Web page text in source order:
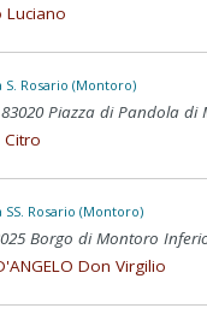
Luciano
S. Rosario (Montoro)
Piazza di Pandola di
Rosario (Montoro)
Borgo di Montoro
Don Virgilio